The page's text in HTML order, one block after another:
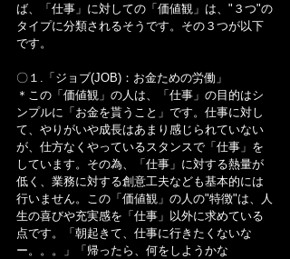
ば、「仕事」に対しての「価値観」は、"３つ"の
タイプに分類されるそうです。その３つが以下
です。
〇１.「ジョブ(JOB)：お金ための労働」
＊この「価値観」の人は、「仕事」の目的はシ
ンプルに「お金を貰うこと」です。仕事に対し
て、やりがいや成長はあまり感じられていない
が、仕方なくやっているスタンスで「仕事」を
しています。その為、「仕事」に対する熱量が
低く、業務に対する創意工夫なども基本的には
行いません。この「価値観」の人の"特徴"は、人
生の喜びや充実感を「仕事」以外に求めている
点です。「朝起きて、仕事に行きたくないな
ー。。。」「帰ったら、何をしようかな